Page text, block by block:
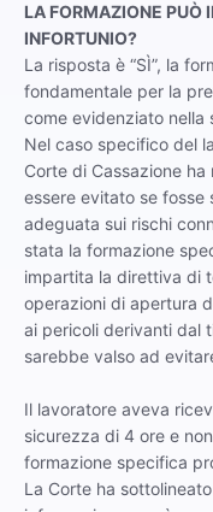
LA FORMAZIONE PUÒ
INFORTUNIO?
La risposta è “SÌ”, la
fondamentale per la
come evidenziato
Nel caso specifico del
Corte di Cassazione
essere evitato se
adeguata sui rischi
stata la formazione
impartita la direttiva di
operazioni di apertura
ai pericoli derivanti dal
sarebbe valso ad
Il lavoratore aveva
sicurezza di 4 ore e
formazione specifica
La Corte ha